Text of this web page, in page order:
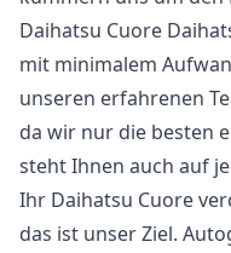
Daihatsu Cuore
mit minimalem
unseren erfahrenen
da wir nur die besten
steht Ihnen auch auf
Ihr Daihatsu Cuore
das ist unser Ziel.